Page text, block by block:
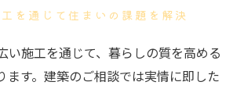
を通じて住まいの課題を解決
い施工を通じて、暮らしの質を高める
ます。建築のご相談では実情に即した